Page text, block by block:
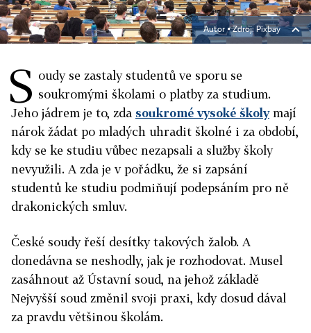
Autor ▪Zdroj: Pixbay
S oudy se zastaly studentů ve sporu se
soukromými školami o platby za studium.
Jeho jádrem je to, zda soukromé vysoké školymají
nárok žádat po mladých uhradit školné i za období,
kdy se ke studiu vůbec nezapsali a služby školy
nevyužili. A zda je v pořádku, že si zapsání
studentů ke studiu podmiňují podepsáním pro ně
drakonických smluv.
České soudy řeší desítky takových žalob. A
donedávna se neshodly, jak je rozhodovat. Musel
zasáhnout až Ústavní soud, na jehož základě
Nejvyšší soud změnil svoji praxi, kdy dosud dával
za pravdu většinou školám.